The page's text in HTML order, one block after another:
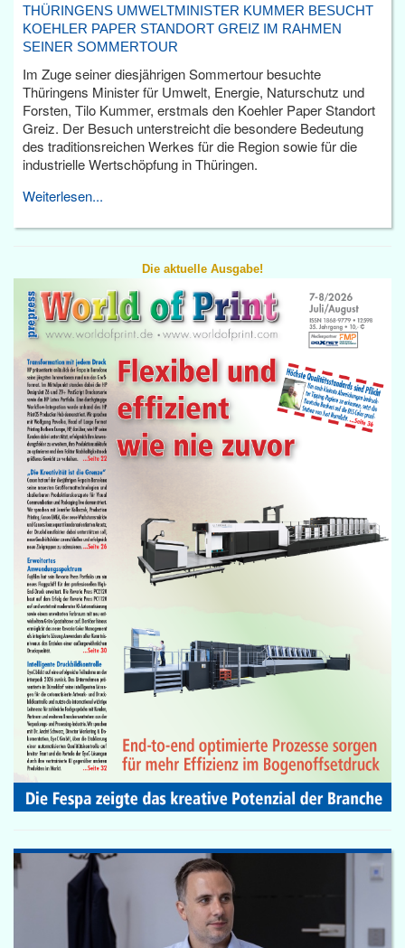
THÜRINGENS UMWELTMINISTER KUMMER BESUCHT
KOEHLER PAPER STANDORT GREIZ IM RAHMEN
SEINER SOMMERTOUR
Im Zuge seiner diesjährigen Sommertour besuchte
Thüringens Minister für Umwelt, Energie, Naturschutz und
Forsten, Tilo Kummer, erstmals den Koehler Paper Standort
Greiz. Der Besuch unterstreicht die besondere Bedeutung
des traditionsreichen Werkes für die Region sowie für die
industrielle Wertschöpfung in Thüringen.
Weiterlesen...
Die aktuelle Ausgabe!